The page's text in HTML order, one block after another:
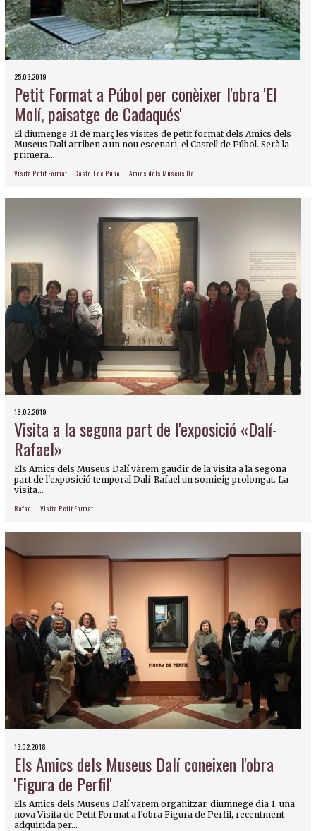
25.03.2019
Petit Format a Púbol per conèixer l'obra 'El
Molí, paisatge de Cadaqués'
El diumenge 31 de març les visites de petit format dels Amics dels
Museus Dalí arriben a un nou escenari, el Castell de Púbol. Serà la
primera...
Visita Petit Format Castell de Púbol Amics dels Museus Dalí
18.02.2019
Visita a la segona part de l'exposició «Dalí-
Rafael»
Els Amics dels Museus Dalí vàrem gaudir de la visita a la segona
part de l'exposició temporal Dalí-Rafael un somieig prolongat. La
visita...
Rafael Visita Petit Format
13.02.2018
Els Amics dels Museus Dalí coneixen l'obra
'Figura de Perfil'
Els Amics dels Museus Dalí varem organitzar, diumnege dia 1, una
nova Visita de Petit Format a l’obra Figura de Perfil, recentment
adquirida per...